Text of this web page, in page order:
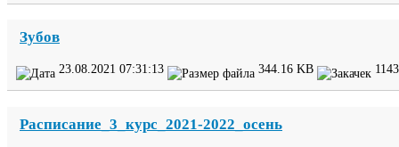
Зубов
23.08.2021 07:31:13 344.16 KB 1143
Расписание_​ 3 _​курс_​ 2021-​2022 _​осень